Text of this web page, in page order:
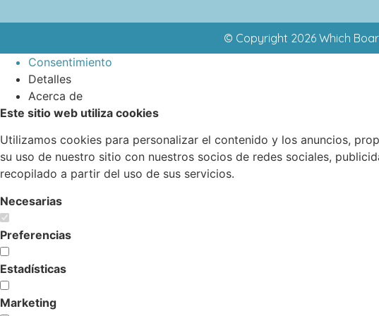
© Copyright 2026 Which
Consentimiento
Detalles
Acerca de
Este sitio web utiliza cookies
Utilizamos cookies para personalizar el contenido y los anuncios,
su uso de nuestro sitio con nuestros socios de redes sociales,
recopilado a partir del uso de sus servicios.
Necesarias
Preferencias
Estadísticas
Marketing